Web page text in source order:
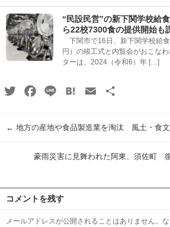
“民設民営”の新下関学校給
ら22校7300食の提供開始も
下関市で16日、新下関学校給
円）の竣工式と内覧会がおこな
ターは、2024（令和6）年 […]
TwitterFacebook
Line HatenaEmail
← 地方の産地や食品製造業を淘汰 風土・食
豪雨災害に見舞われた阿東、須佐町
コメントを残す
メールアドレスが公開されることはありません。